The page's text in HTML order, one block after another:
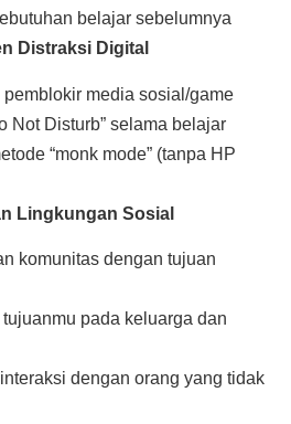
belajar sebelumnya
Distraksi Digital
media sosial/game
Not Disturb” selama belajar
“monk mode” (tanpa HP
Lingkungan Sosial
komunitas dengan tujuan
pada keluarga dan
dengan orang yang tidak